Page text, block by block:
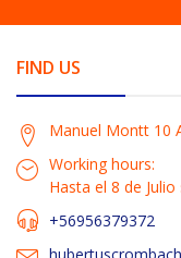
FIND US
Manuel Montt 10
Working hours:
Hasta el 8 de
+56956379372